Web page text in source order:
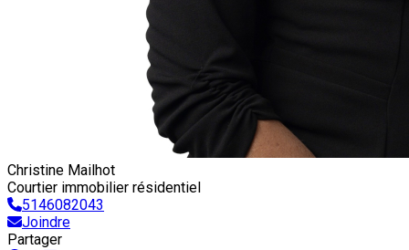
Christine Mailhot
Courtier immobilier résidentiel
5146082043
Joindre
Partager